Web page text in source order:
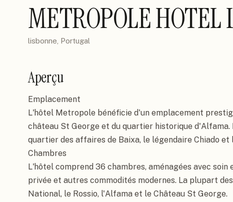
METROPOLE HOTEL
lisbonne, Portugal
Aperçu
Emplacement
L'hôtel Metropole bénéficie d'un emplacement
château St George et du quartier historique
quartier des affaires de Baixa, le légendaire Chiado
Chambres
L'hôtel comprend 36 chambres, aménagées avec soin
privée et autres commodités modernes. La plupart
National, le Rossio, l'Alfama et le Château St George.